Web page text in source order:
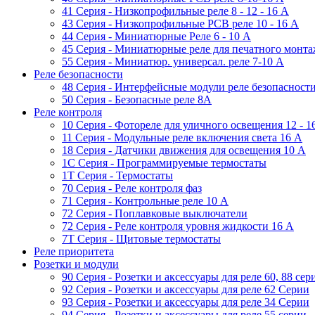
41 Серия - Низкопрофильные реле 8 - 12 - 16 A
43 Серия - Низкопрофильные PCB реле 10 - 16 A
44 Серия - Миниатюрные Реле 6 - 10 A
45 Серия - Миниатюрные реле для печатного
55 Cерия - Миниатюр. универсал. реле 7-10 A
Реле безопасности
48 Серия - Интерфейсные модули реле
50 Серия - Безопасные реле 8А
Реле контроля
10 Серия - Фотореле для уличного освещения 12 -
11 Серия - Модульные реле включения света 16 A
18 Серия - Датчики движения для освещения 10 A
1C Серия - Программируемые термостаты
1Т Серия - Термостаты
70 Серия - Реле контроля фаз
71 Серия - Контрольные реле 10 A
72 Серия - Поплавковые выключатели
72 Серия - Реле контроля уровня жидкости 16 А
7T Серия - Щитовые термостаты
Реле приоритета
Розетки и модули
90 Серия - Розетки и аксессуары для реле 60, 88
92 Серия - Розетки и аксессуары для реле 62 Серии
93 Серия - Розетки и аксессуары для реле 34 Серии